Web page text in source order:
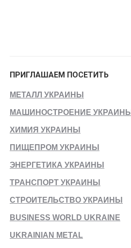
ПРИГЛАШАЕМ ПОСЕТИТЬ
МЕТАЛЛ УКРАИНЫ
МАШИНОСТРОЕНИЕ УКРАИНЫ
ХИМИЯ УКРАИНЫ
ПИЩЕПРОМ УКРАИНЫ
ЭНЕРГЕТИКА УКРАИНЫ
ТРАНСПОРТ УКРАИНЫ
СТРОИТЕЛЬСТВО УКРАИНЫ
BUSINESS WORLD UKRAINE
UKRAINIAN METAL